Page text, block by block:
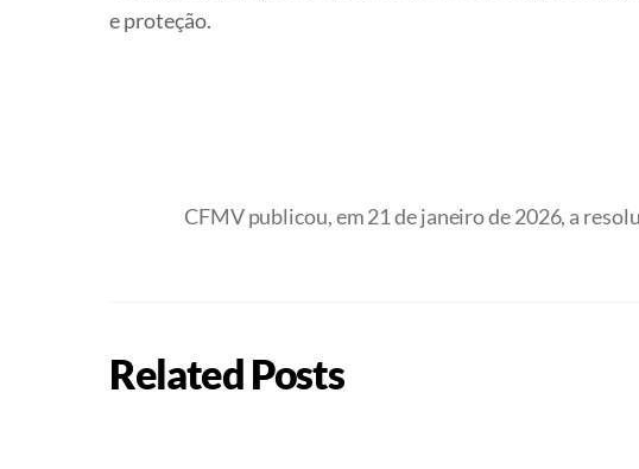
e proteção.
CFMV publicou, em 21 de janeiro de 2026, a
Related Posts